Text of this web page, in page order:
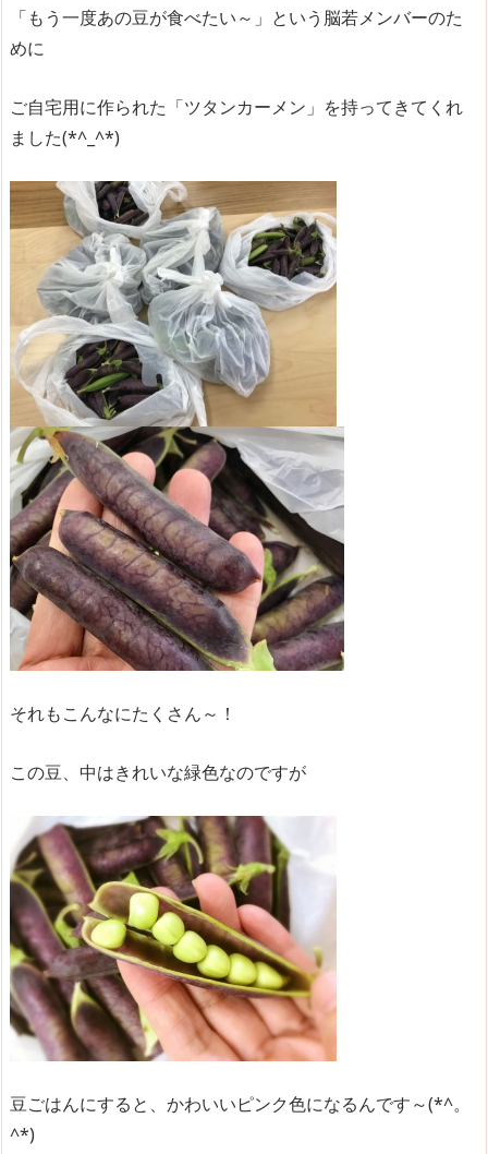
「もう一度あの豆が食べたい～」という脳若メンバーのた
めに
ご自宅用に作られた「ツタンカーメン」を持ってきてくれ
ました(*^_^*)
それもこんなにたくさん～！
この豆、中はきれいな緑色なのですが
豆ごはんにすると、かわいいピンク色になるんです～(*^。
^*)